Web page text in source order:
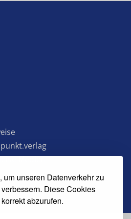
unseren Datenverkehr zu
Diese Cookies
abzurufen.
Medien